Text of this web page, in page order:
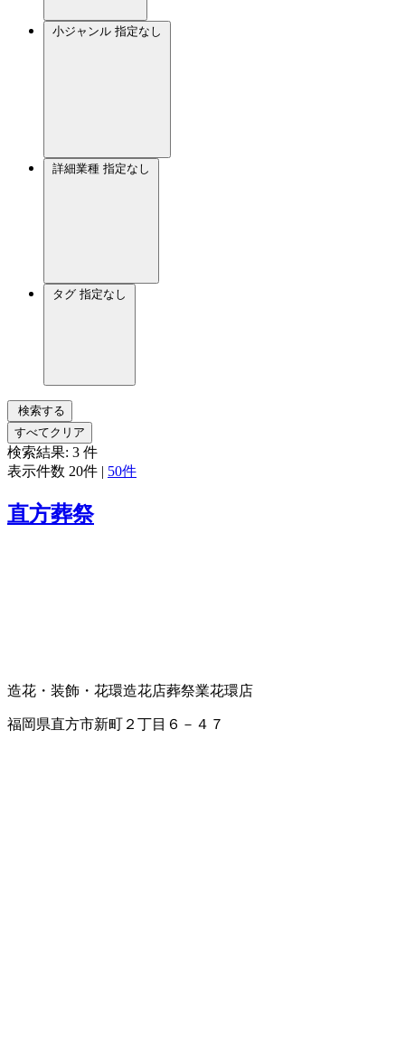
小ジャンル 指定なし
詳細業種 指定なし
タグ 指定なし
検索する
すべてクリア
検索結果: 3 件
表示件数 20件 | 50件
直方葬祭
造花・装飾・花環造花店葬祭業花環店
福岡県直方市新町２丁目６－４７